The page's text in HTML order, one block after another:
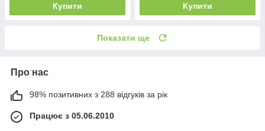
Купити Купити
Показати ще
Про нас
98% позитивних з 288 відгуків за рік
Працює з 05.06.2010